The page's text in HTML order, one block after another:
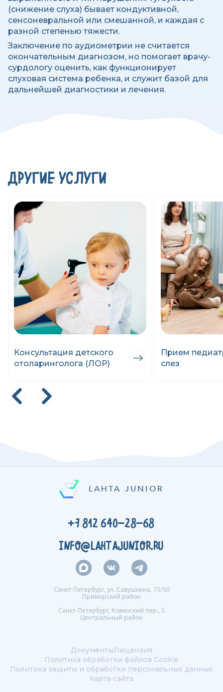
(снижение слуха) бывает кондуктивной,
сенсоневральной или смешанной, и каждая с
разной степенью тяжести.
Заключение по аудиометрии не считается
окончательным диагнозом, но помогает врачу-
сурдологу оценить, как функционирует
слуховая система ребенка, и служит базой для
дальнейшей диагностики и лечения.
ДРУГИЕ УСЛУГИ
Консультация детского
отоларинголога (ЛОР)
Прием
слез
LAHTA JUNIOR
+7 812 640-28-68
INFO@LAHTAJUNIOR.RU
Санкт-Петербург, ул. Савушкина, 73/50
Приморский район
Санкт-Петербург, Ковенский пер., 5
Центральный район
ДокументыЛицензия
Политика обработки файлов Сookie
Политика защиты и обработки персональных данных
Карта сайта